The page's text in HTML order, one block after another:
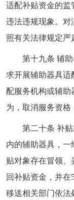
适配补贴资金的监
违法违规现象。对
照有关法律规定严
第十九条 辅
求开展辅助器具适
配服务机构或辅
为，取消服务资格
第二十条 补
内的辅助器具，
贴对象存在冒领、
回补贴资金，并
移送相关部门依法